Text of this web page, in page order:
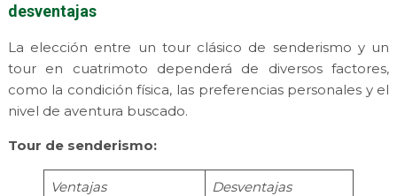
desventajas
La elección entre un tour clásico de senderismo y un
tour en cuatrimoto dependerá de diversos factores,
como la condición física, las preferencias personales y el
nivel de aventura buscado.
Tour de senderismo:
Ventajas Desventajas